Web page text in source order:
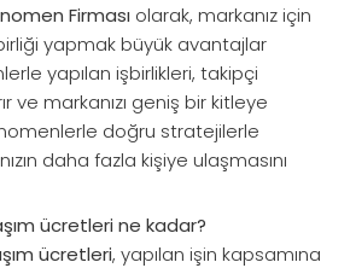
Firması olarak, markanız için
yapmak büyük avantajlar
yapılan işbirlikleri, takipçi
ve markanızı geniş bir kitleye
doğru stratejilerle
daha fazla kişiye ulaşmasını
ücretleri ne kadar?
ücretleri, yapılan işin kapsamına